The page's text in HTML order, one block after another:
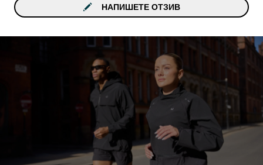
НАПИШЕТЕ ОТЗИВ